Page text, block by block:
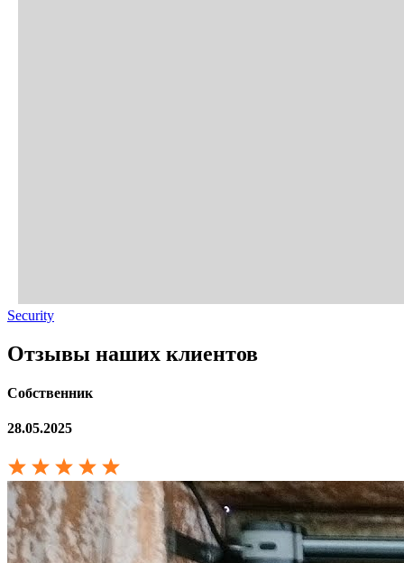
Security
Отзывы наших клиентов
Собственник
28.05.2025